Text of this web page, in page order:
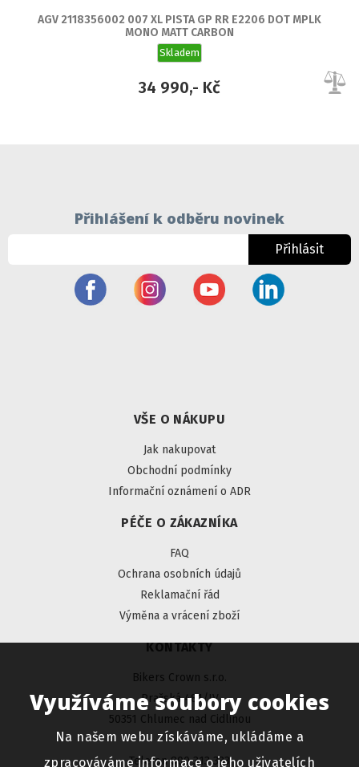
Využíváme soubory cookies
Na našem webu získáváme, ukládáme a
zpracováváme informace o jeho uživatelích
AGV 2118356002 007 XL PISTA GP RR E2206 DOT MPLK
MONO MATT CARBON
Skladem
34 990,- Kč
Přihlášení k odběru novinek
Přihlásit
VŠE O NÁKUPU
Jak nakupovat
Obchodní podmínky
Informační oznámení o ADR
PÉČE O ZÁKAZNÍKA
FAQ
Ochrana osobních údajů
Reklamační řád
Výměna a vrácení zboží
KONTAKTY
Bikers Crown s.r.o.
Pražská 481/IV
50351 Chlumec nad Cidlinou
Telefon 800 313 333